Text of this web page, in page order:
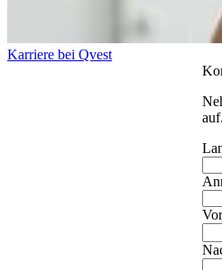
Karriere bei Qvest
auf.